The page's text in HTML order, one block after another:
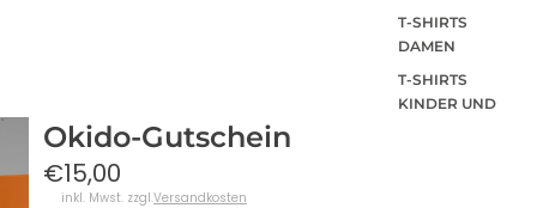
T-SHIRTS
DAMEN
T-SHIRTS
KINDER UND
Okido-Gutschein
€15,00
inkl. Mwst. zzgl.Versandkosten